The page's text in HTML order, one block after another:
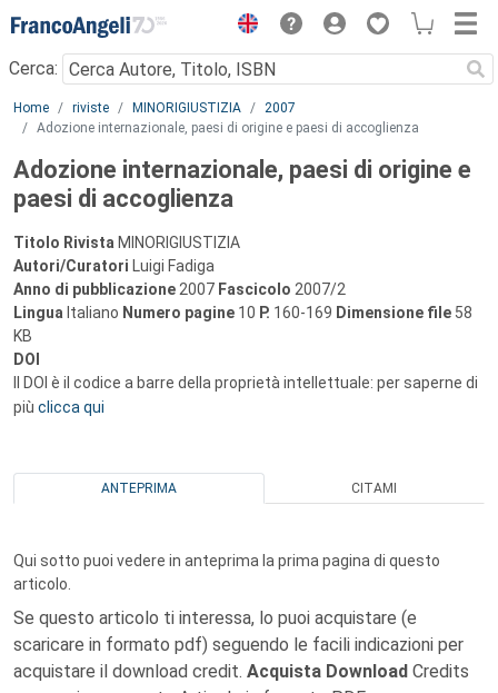
Menu
Cerca:
Main content
Home riviste MINORIGIUSTIZIA
2007
Adozione internazionale, paesi di origine e paesi di accoglienza
Adozione internazionale, paesi di origine e
paesi di accoglienza
Titolo Rivista MINORIGIUSTIZIA
Autori/Curatori Luigi Fadiga
Anno di pubblicazione 2007 Fascicolo 2007/2
Lingua Italiano Numero pagine 10 P. 160-169 Dimensione file 58
KB
DOI
Il DOI è il codice a barre della proprietà intellettuale: per saperne di
più clicca qui
ANTEPRIMA CITAMI
Qui sotto puoi vedere in anteprima la prima pagina di questo
articolo.
Se questo articolo ti interessa, lo puoi acquistare (e
scaricare in formato pdf) seguendo le facili indicazioni per
acquistare il download credit. Acquista Download Credits